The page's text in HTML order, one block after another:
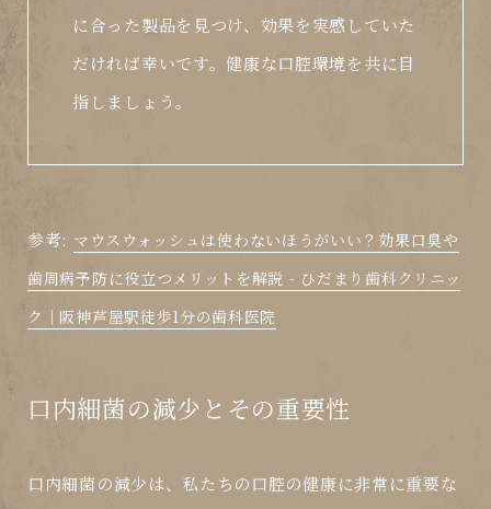
に合った製品を見つけ、効果を実感していた
だければ幸いです。健康な口腔環境を共に目
指しましょう。
参考: マウスウォッシュは使わないほうがいい？効果口臭や
歯周病予防に役立つメリットを解説 - ひだまり歯科クリニッ
ク｜阪神芦屋駅徒歩1分の歯科医院
口内細菌の減少とその重要性
口内細菌の減少は、私たちの口腔の健康に非常に重要な